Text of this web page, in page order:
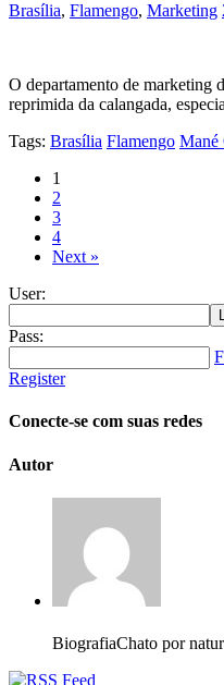
Brasília, Flamengo, Marketing
O departamento de marketing
reprimida da calangada,
Tags: Brasília Flamengo Mané
1
2
3
4
Next »
User:
Pass:
Register
Conecte-se com suas redes
Autor
BiografiaChato por